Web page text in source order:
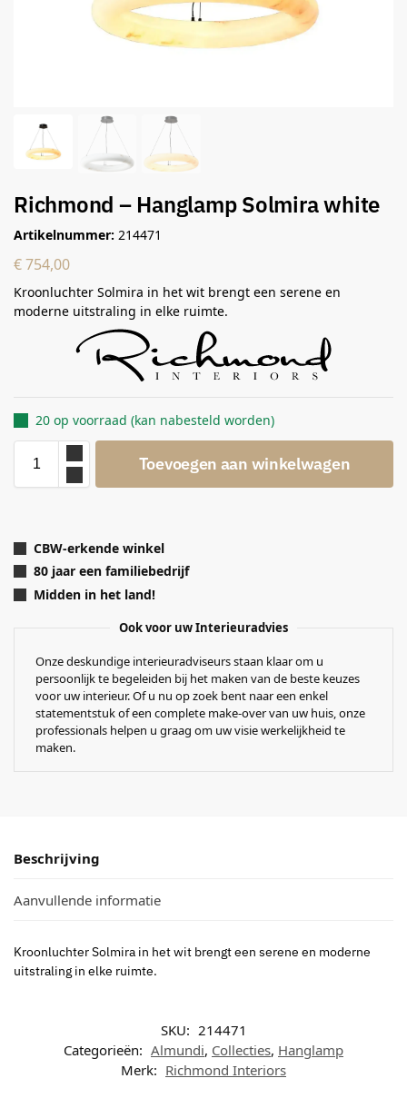
Richmond – Hanglamp Solmira white
Artikelnummer: 214471
€754,00
Kroonluchter Solmira in het wit brengt een serene en
moderne uitstraling in elke ruimte.
20 op voorraad (kan nabesteld worden)
Toevoegen aan winkelwagen
CBW-erkende winkel
80 jaar een familiebedrijf
Midden in het land!
Ook voor uw Interieuradvies
Onze deskundige interieuradviseurs staan klaar om u
persoonlijk te begeleiden bij het maken van de beste keuzes
voor uw interieur. Of u nu op zoek bent naar een enkel
statementstuk of een complete make-over van uw huis, onze
professionals helpen u graag om uw visie werkelijkheid te
maken.
Beschrijving
Aanvullende informatie
Kroonluchter Solmira in het wit brengt een serene en moderne
uitstraling in elke ruimte.
SKU: 214471
Categorieën: Almundi, Collecties, Hanglamp
Merk: Richmond Interiors